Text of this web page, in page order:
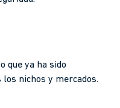
que ya ha sido
nichos y mercados.